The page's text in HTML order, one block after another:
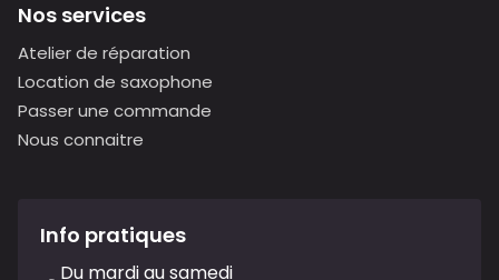
Nos services
Atelier de réparation
Location de saxophone
Passer une commande
Nous connaitre
Info pratiques
Du mardi au samedi